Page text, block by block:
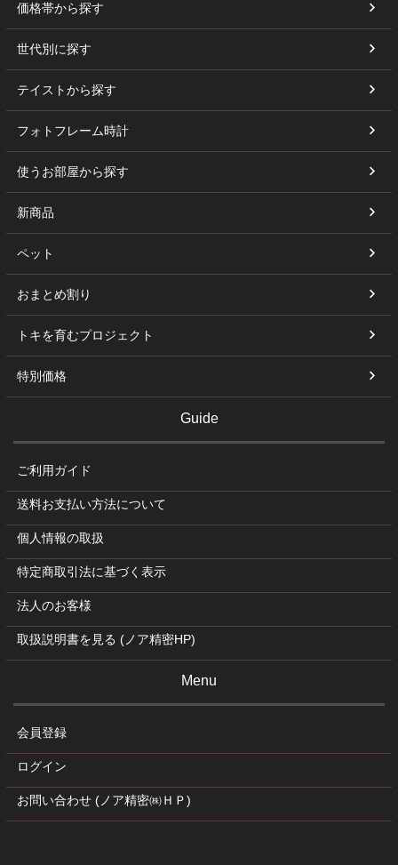
価格帯から探す
世代別に探す
テイストから探す
フォトフレーム時計
使うお部屋から探す
新商品
ペット
おまとめ割り
トキを育むプロジェクト
特別価格
Guide
ご利用ガイド
送料お支払い方法について
個人情報の取扱
特定商取引法に基づく表示
法人のお客様
取扱説明書を見る (ノア精密HP)
Menu
会員登録
ログイン
お問い合わせ (ノア精密㈱ＨＰ)